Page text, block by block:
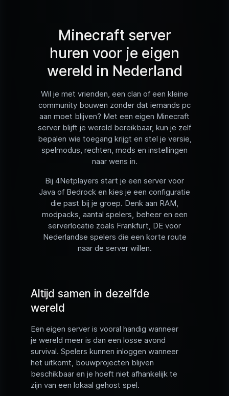
Minecraft server
huren voor je eigen
wereld in Nederland
Wil je met vrienden, een clan of een kleine
community bouwen zonder dat iemands pc
aan moet blijven? Met een eigen Minecraft
server blijft je wereld bereikbaar, kun je zelf
bepalen wie toegang krijgt en stel je versie,
spelmodus, rechten, mods en instellingen
naar wens in.
Bij 4Netplayers start je een server voor
Java of Bedrock en kies je een configuratie
die past bij je groep. Denk aan RAM,
modpacks, aantal spelers, beheer en een
serverlocatie zoals Frankfurt, DE voor
Nederlandse spelers die een korte route
naar de server willen.
Altijd samen in dezelfde
wereld
Een eigen server is vooral handig wanneer
je wereld meer is dan een losse avond
survival. Spelers kunnen inloggen wanneer
het uitkomt, bouwprojecten blijven
beschikbaar en je hoeft niet afhankelijk te
zijn van een lokaal gehost spel.